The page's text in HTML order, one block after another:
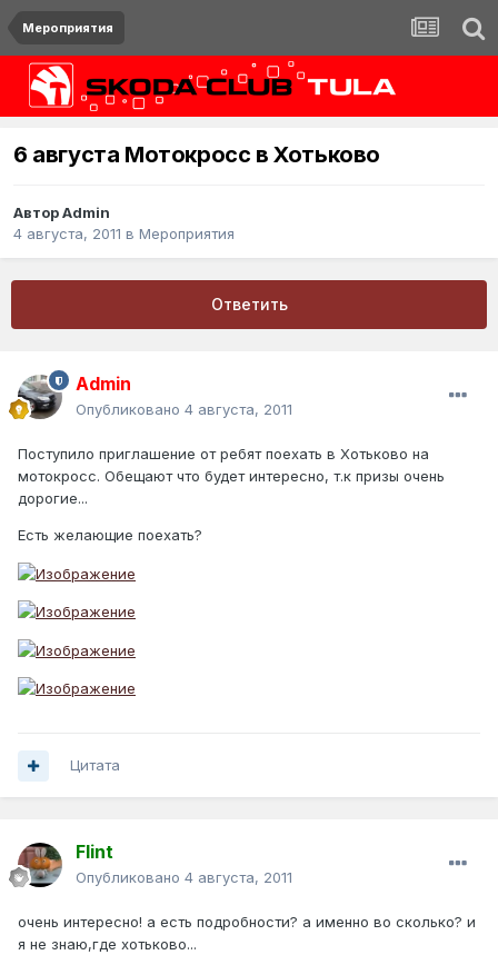
Мероприятия
6 августа Мотокросс в Хотьково
АвторAdmin
4 августа, 2011 в Мероприятия
Ответить
Admin
Опубликовано 4 августа, 2011
Поступило приглашение от ребят поехать в Хотьково на
мотокросс. Обещают что будет интересно, т.к призы очень
дорогие...
Есть желающие поехать?
Цитата
Flint
Опубликовано 4 августа, 2011
очень интересно! а есть подробности? а именно во сколько? и
я не знаю,где хотьково...